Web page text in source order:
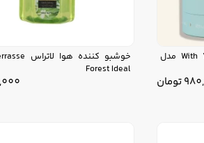
خوشبو کننده محیط ویت یو With You مدل
تومان
Forest Ideal